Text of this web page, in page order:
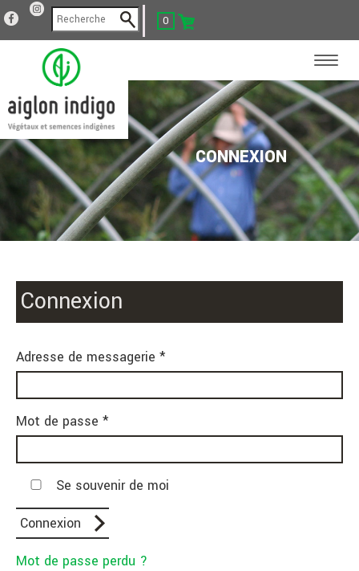
0
CONNEXION
Connexion
Adresse de messagerie *
Mot de passe *
Se souvenir de moi
Mot de passe perdu ?